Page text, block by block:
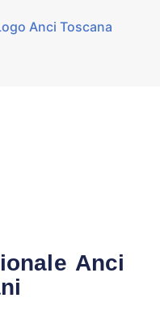
Anci